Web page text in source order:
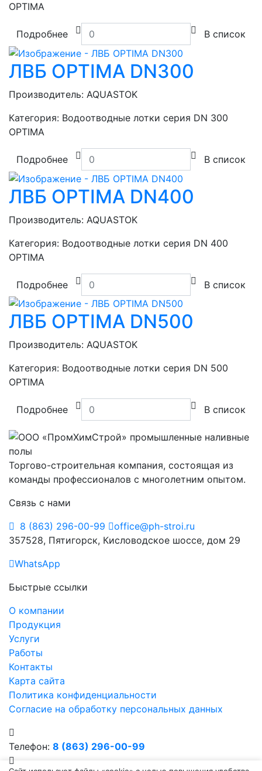
OPTIMA
Подробнее В список
ЛВБ OPTIMA DN300
Производитель: AQUASTOK
Категория: Водоотводные лотки серия DN 300
OPTIMA
Подробнее В список
ЛВБ OPTIMA DN400
Производитель: AQUASTOK
Категория: Водоотводные лотки серия DN 400
OPTIMA
Подробнее В список
ЛВБ OPTIMA DN500
Производитель: AQUASTOK
Категория: Водоотводные лотки серия DN 500
OPTIMA
Подробнее В список
Торгово-строительная компания, состоящая из
команды профессионалов с многолетним опытом.
Связь с нами
8 (863) 296-00-99
office@ph-stroi.ru
357528, Пятигорск, Кисловодское шоссе, дом 29
WhatsApp
Быстрые ссылки
О компании
Продукция
Услуги
Работы
Контакты
Карта сайта
Политика конфиденциальности
Согласие на обработку персональных данных
Телефон: 8 (863) 296-00-99